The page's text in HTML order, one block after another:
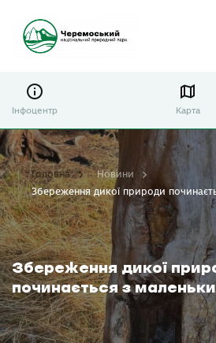
Інфоцентр Карта
Збереження дикої
починається з
Головна
Новини
Збереження дикої природи